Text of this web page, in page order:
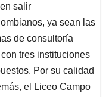
salir
ya sean las
de consultoría
tres instituciones
Por su calidad
el Liceo Campo